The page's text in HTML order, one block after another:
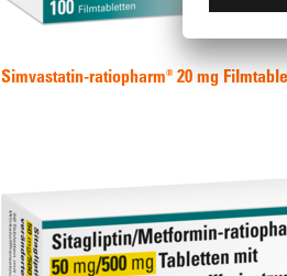
Simvastatin-ratiopharm® 20 mg